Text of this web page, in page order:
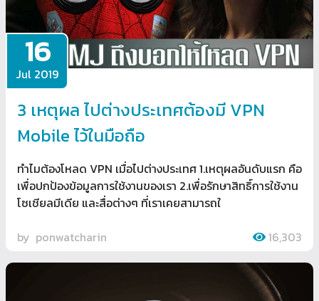
16
Jul 2019
3 เหตุผล ไปต่างประเทศต้องมี VPN
Mobile ไว้ในมือถือ
ทำไมต้องโหลด VPN เมื่อไปต่างประเทศ 1.เหตุผลอันดับแรก คือ
เพื่อปกป้องข้อมูลการใช้งานของเรา 2.เพื่อรักษาสิทธิ์การใช้งาน
โซเชียลมีเดีย และสื่อต่างๆ ที่เราเคยสามารถใ
by ponwatcharin 16,303